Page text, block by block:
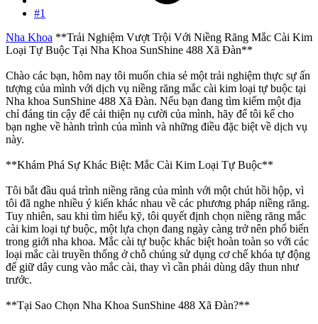
#1
Nha Khoa **Trải Nghiệm Vượt Trội Với Niềng Răng Mắc Cài Kim
Loại Tự Buộc Tại Nha Khoa SunShine 488 Xã Đàn**
Chào các bạn, hôm nay tôi muốn chia sẻ một trải nghiệm thực sự ấn
tượng của mình với dịch vụ niềng răng mắc cài kim loại tự buộc tại
Nha khoa SunShine 488 Xã Đàn. Nếu bạn đang tìm kiếm một địa
chỉ đáng tin cậy để cải thiện nụ cười của mình, hãy để tôi kể cho
bạn nghe về hành trình của mình và những điều đặc biệt về dịch vụ
này.
**Khám Phá Sự Khác Biệt: Mắc Cài Kim Loại Tự Buộc**
Tôi bắt đầu quá trình niềng răng của mình với một chút hồi hộp, vì
tôi đã nghe nhiều ý kiến khác nhau về các phương pháp niềng răng.
Tuy nhiên, sau khi tìm hiểu kỹ, tôi quyết định chọn niềng răng mắc
cài kim loại tự buộc, một lựa chọn đang ngày càng trở nên phổ biến
trong giới nha khoa. Mắc cài tự buộc khác biệt hoàn toàn so với các
loại mắc cài truyền thống ở chỗ chúng sử dụng cơ chế khóa tự động
để giữ dây cung vào mắc cài, thay vì cần phải dùng dây thun như
trước.
**Tại Sao Chọn Nha Khoa SunShine 488 Xã Đàn?**